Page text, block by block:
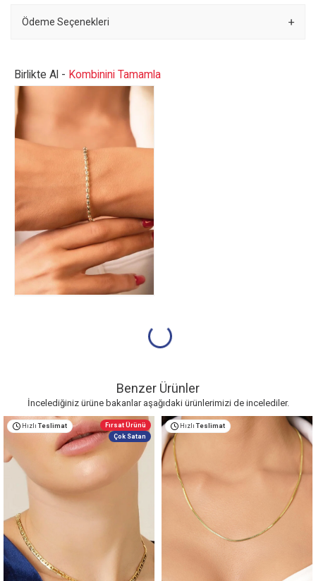
Ödeme Seçenekleri
Birlikte Al - Kombinini Tamamla
Benzer Ürünler
İncelediğiniz ürüne bakanlar aşağıdaki ürünlerimizi de incelediler.
Hızlı Teslimat
Fırsat Ürünü
Çok Satan
Hızlı Teslimat